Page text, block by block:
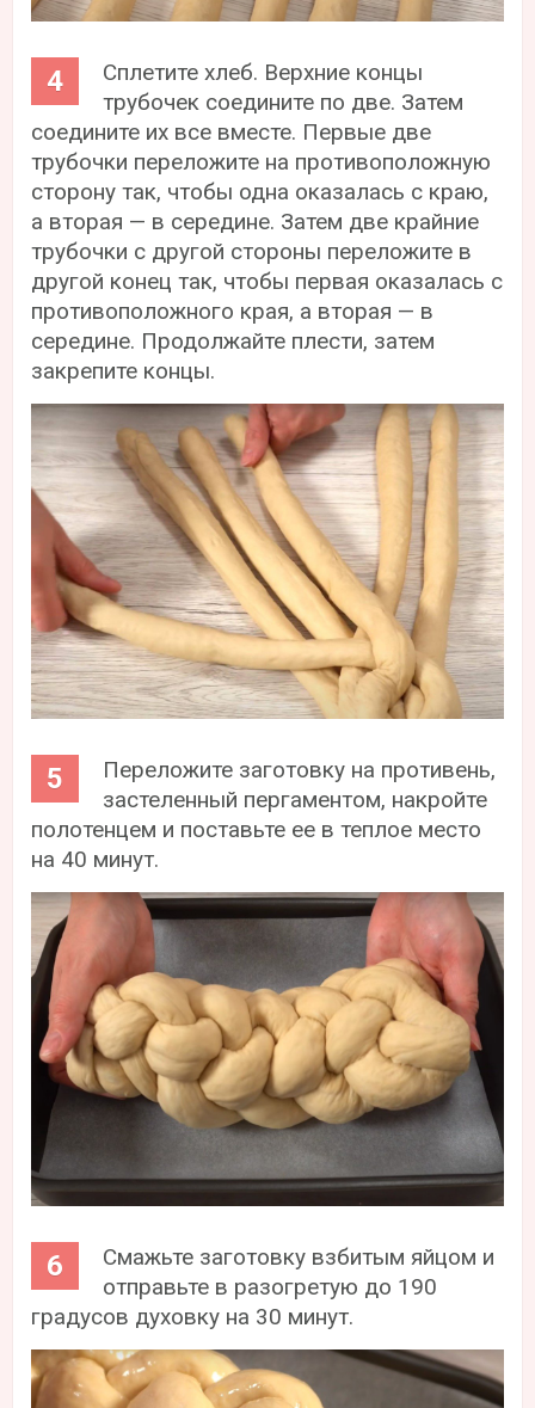
Сплетите хлеб. Верхние концы
трубочек соедините по две. Затем
соедините их все вместе. Первые две
трубочки переложите на противоположную
сторону так, чтобы одна оказалась с краю,
а вторая — в середине. Затем две крайние
трубочки с другой стороны переложите в
другой конец так, чтобы первая оказалась с
противоположного края, а вторая — в
середине. Продолжайте плести, затем
закрепите концы.
Переложите заготовку на противень,
застеленный пергаментом, накройте
полотенцем и поставьте ее в теплое место
на 40 минут.
Смажьте заготовку взбитым яйцом и
отправьте в разогретую до 190
градусов духовку на 30 минут.